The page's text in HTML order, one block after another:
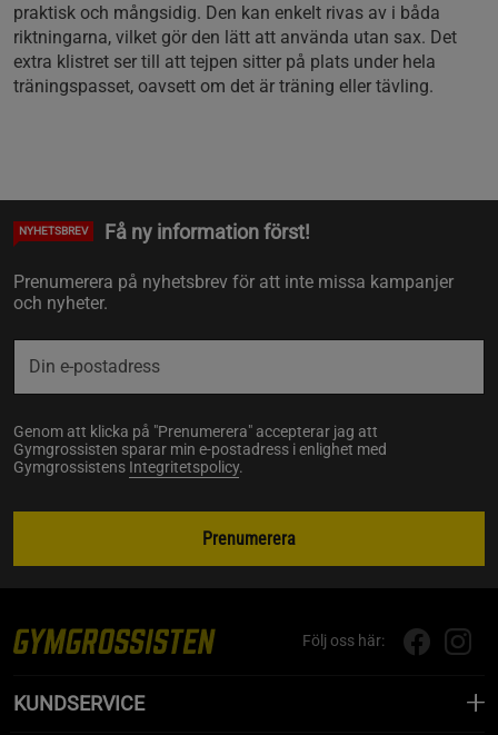
praktisk och mångsidig. Den kan enkelt rivas av i båda
riktningarna, vilket gör den lätt att använda utan sax. Det
extra klistret ser till att tejpen sitter på plats under hela
träningspasset, oavsett om det är träning eller tävling.
NYHETSBREV Få ny information först!
Prenumerera på nyhetsbrev för att inte missa kampanjer
och nyheter.
Genom att klicka på "Prenumerera" accepterar jag att
Gymgrossisten sparar min e-postadress i enlighet med
Gymgrossistens Integritetspolicy.
Prenumerera
Följ oss här:
KUNDSERVICE